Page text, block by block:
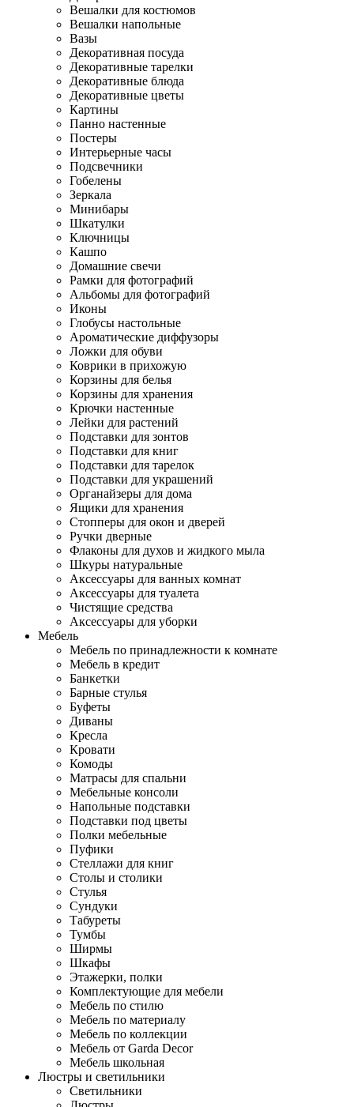
Вешалки для костюмов
Вешалки напольные
Вазы
Декоративная посуда
Декоративные тарелки
Декоративные блюда
Декоративные цветы
Картины
Панно настенные
Постеры
Интерьерные часы
Подсвечники
Гобелены
Зеркала
Минибары
Шкатулки
Ключницы
Кашпо
Домашние свечи
Рамки для фотографий
Альбомы для фотографий
Иконы
Глобусы настольные
Ароматические диффузоры
Ложки для обуви
Коврики в прихожую
Корзины для белья
Корзины для хранения
Крючки настенные
Лейки для растений
Подставки для зонтов
Подставки для книг
Подставки для тарелок
Подставки для украшений
Органайзеры для дома
Ящики для хранения
Стопперы для окон и дверей
Ручки дверные
Флаконы для духов и жидкого мыла
Шкуры натуральные
Аксессуары для ванных комнат
Аксессуары для туалета
Чистящие средства
Аксессуары для уборки
Мебель
Мебель по принадлежности к комнате
Мебель в кредит
Банкетки
Барные стулья
Буфеты
Диваны
Кресла
Кровати
Комоды
Матрасы для спальни
Мебельные консоли
Напольные подставки
Подставки под цветы
Полки мебельные
Пуфики
Стеллажи для книг
Столы и столики
Стулья
Сундуки
Табуреты
Тумбы
Ширмы
Шкафы
Этажерки, полки
Комплектующие для мебели
Мебель по стилю
Мебель по материалу
Мебель по коллекции
Мебель от Garda Decor
Мебель школьная
Люстры и светильники
Светильники